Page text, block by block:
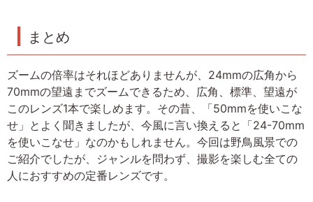
まとめ
ズームの倍率はそれほどありませんが、24mmの広角から
70mmの望遠までズームできるため、広角、標準、望遠が
このレンズ1本で楽しめます。その昔、「50mmを使いこな
せ」とよく聞きましたが、今風に言い換えると「24-70mm
を使いこなせ」なのかもしれません。今回は野鳥風景での
ご紹介でしたが、ジャンルを問わず、撮影を楽しむ全ての
人におすすめの定番レンズです。